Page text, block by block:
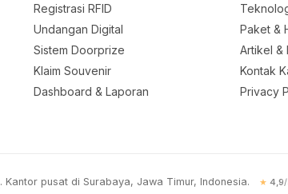
Registrasi RFID
Undangan Digital
Sistem Doorprize
Klaim Souvenir
Dashboard & Laporan
Paket &
Artikel &
Kontak
Privacy
. Kantor pusat di Surabaya, Jawa Timur, Indonesia. ★ 4,9/